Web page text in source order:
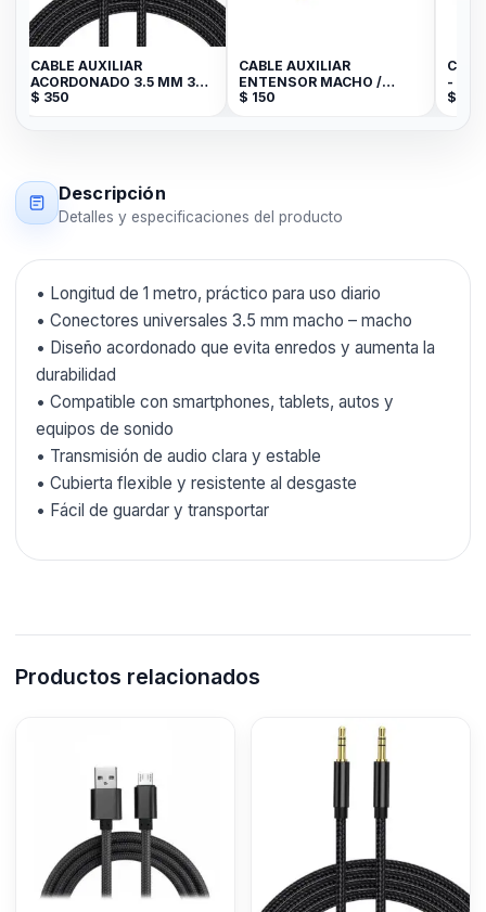
CABLE AUXILIAR
ACORDONADO 3.5 MM 3
METROS
$ 350
CABLE AUXILIAR
ENTENSOR MACHO /
HEMBRA 1.5 METROS
$ 150
-
$
Descripción
Detalles y especificaciones del producto
• Longitud de 1 metro, práctico para uso diario
• Conectores universales 3.5 mm macho – macho
• Diseño acordonado que evita enredos y aumenta la
durabilidad
• Compatible con smartphones, tablets, autos y
equipos de sonido
• Transmisión de audio clara y estable
• Cubierta flexible y resistente al desgaste
• Fácil de guardar y transportar
Productos relacionados